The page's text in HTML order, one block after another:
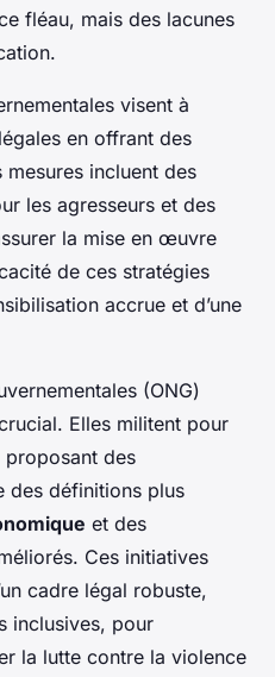
fléau, mais des lacunes
visent à
en offrant des
incluent des
les agresseurs et des
la mise en œuvre
de ces stratégies
accrue et d’une
(ONG)
Elles militent pour
des
des définitions plus
et des
Ces initiatives
cadre légal robuste,
inclusives, pour
la lutte contre la violence